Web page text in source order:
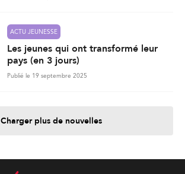
ACTU JEUNESSE
Les jeunes qui ont transformé leur
pays (en 3 jours)
Publié le 19 septembre 2025
Charger plus de nouvelles